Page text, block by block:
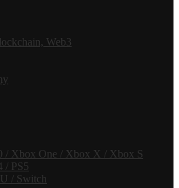
Web3
/ Xbox One / Xbox X / Xbox S
/ PS5
/ Switch